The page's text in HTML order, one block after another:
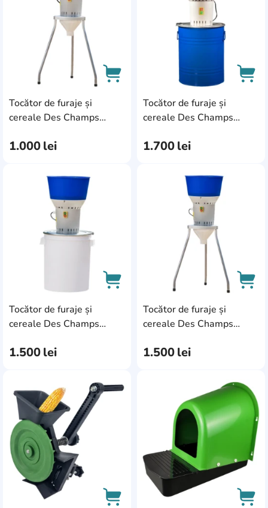
Tocător de furaje și
cereale Des Champs
2A25WLMC
1.000lei
AddCardToCart
Tocător de furaje și
cereale Des Champs
1.700lei
Tocător de furaje și
cereale Des Champs
1.500lei
AddCardToFavourite
AddCardToCart
Tocător de furaje și
cereale Des Champs
2A50WLMC
1.500lei
AddCardToFavourite